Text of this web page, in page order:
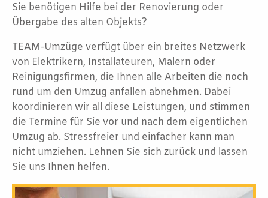
Sie benötigen Hilfe bei der Renovierung oder
Übergabe des alten Objekts?
TEAM-Umzüge verfügt über ein breites Netzwerk
von Elektrikern, Installateuren, Malern oder
Reinigungsfirmen, die Ihnen alle Arbeiten die noch
rund um den Umzug anfallen abnehmen. Dabei
koordinieren wir all diese Leistungen, und stimmen
die Termine für Sie vor und nach dem eigentlichen
Umzug ab. Stressfreier und einfacher kann man
nicht umziehen. Lehnen Sie sich zurück und lassen
Sie uns Ihnen helfen.